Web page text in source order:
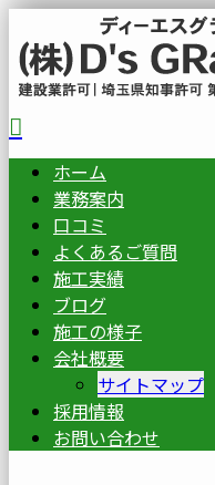
ホーム
業務案内
口コミ
よくあるご質問
施工実績
ブログ
施工の様子
会社概要
サイトマップ
採用情報
お問い合わせ